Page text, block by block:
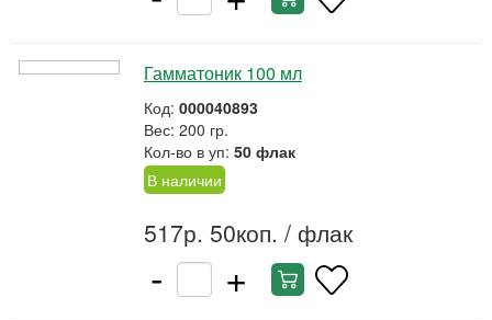
Гамматоник 100 мл
Код: 000040893
Вес: 200 гр.
Кол-во в уп: 50 флак
В наличии
517р. 50коп. / флак
- +